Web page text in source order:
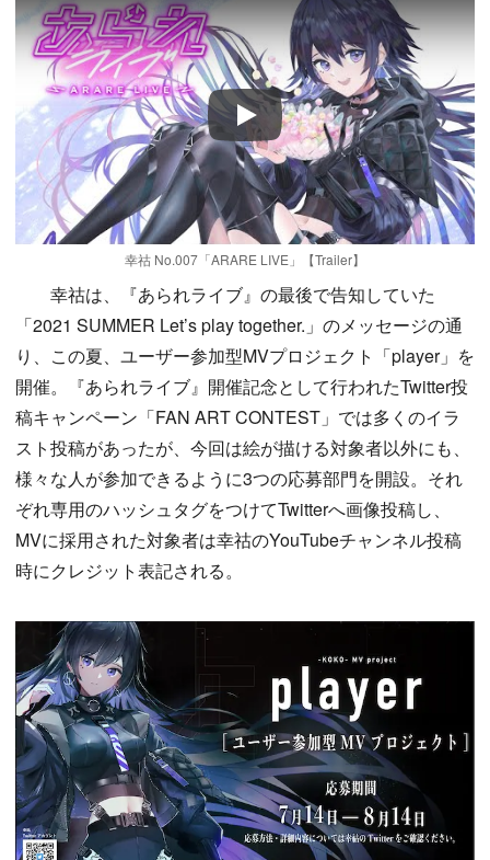
Play
幸祜 No.007「ARARE LIVE」【Trailer】
幸祜は、『あられライブ』の最後で告知していた
「2021 SUMMER Let’s play together.」のメッセージの通
り、この夏、ユーザー参加型MVプロジェクト「player」を
開催。『あられライブ』開催記念として行われたTwitter投
稿キャンペーン「FAN ART CONTEST」では多くのイラ
スト投稿があったが、今回は絵が描ける対象者以外にも、
様々な人が参加できるように3つの応募部門を開設。それ
ぞれ専用のハッシュタグをつけてTwitterへ画像投稿し、
MVに採用された対象者は幸祜のYouTubeチャンネル投稿
時にクレジット表記される。